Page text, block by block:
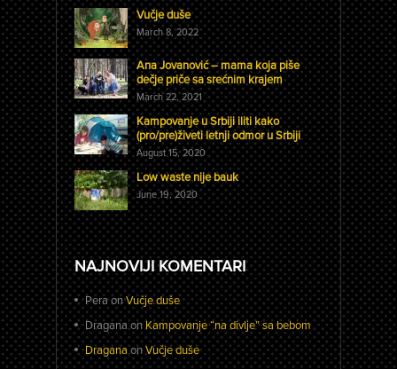
Vučje duše
March 8, 2022
Ana Jovanović – mama koja piše
dečje priče sa srećnim krajem
March 22, 2021
Kampovanje u Srbiji iliti kako
(pro/pre)živeti letnji odmor u Srbiji
August 15, 2020
Low waste nije bauk
June 19, 2020
NAJNOVIJI KOMENTARI
PeraonVučje duše
DraganaonKampovanje “na divlje” sa bebom
DraganaonVučje duše